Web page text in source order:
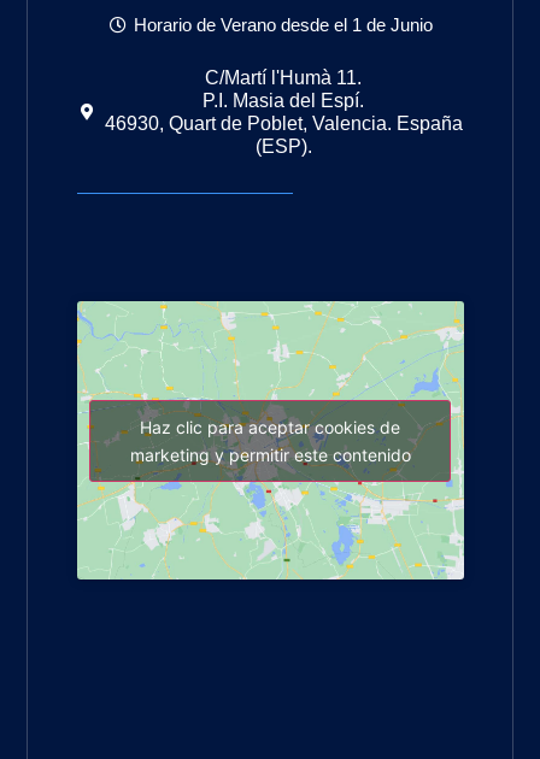
Horario de Verano desde el 1 de Junio
C/Martí l'Humà 11.
P.I. Masia del Espí.
46930, Quart de Poblet, Valencia. España
(ESP).
Haz clic para aceptar cookies de
marketing y permitir este contenido